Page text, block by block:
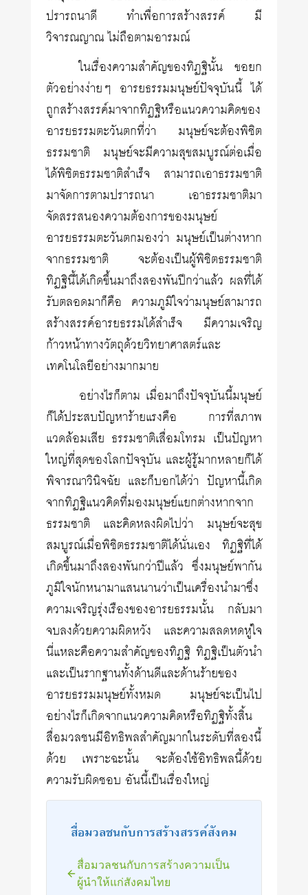
ปรารถนาดี ทำเพื่อการสร้างสรรค์ มี
วิจารณญาณ ไม่ถือตามอารมณ์
ในเรื่องความสำคัญของทิฏฐินั้น ขอยก
ตัวอย่างง่ายๆ อารยธรรมมนุษย์ปัจจุบันนี้ ได้
ถูกสร้างสรรค์มาจากทิฏฐิหรือแนวความคิดของ
อารยธรรมตะวันตกที่ว่า มนุษย์จะต้องพิชิต
ธรรมชาติ มนุษย์จะมีความสุขสมบูรณ์ต่อเมื่อ
ได้พิชิตธรรมชาติสำเร็จ สามารถเอาธรรมชาติ
มาจัดการตามปรารถนา เอาธรรมชาติมา
จัดสรรสนองความต้องการของมนุษย์
อารยธรรมตะวันตกมองว่า มนุษย์เป็นต่างหาก
จากธรรมชาติ จะต้องเป็นผู้พิชิตธรรมชาติ
ทิฏฐินี้ได้เกิดขึ้นมาถึงสองพันปีกว่าแล้ว ผลที่ได้
รับตลอดมาก็คือ ความภูมิใจว่ามนุษย์สามารถ
สร้างสรรค์อารยธรรมได้สำเร็จ มีความเจริญ
ก้าวหน้าทางวัตถุด้วยวิทยาศาสตร์และ
เทคโนโลยีอย่างมากมาย
อย่างไรก็ตาม เมื่อมาถึงปัจจุบันนี้มนุษย์
ก็ได้ประสบปัญหาร้ายแรงคือ การที่สภาพ
แวดล้อมเสีย ธรรมชาติเสื่อมโทรม เป็นปัญหา
ใหญ่ที่สุดของโลกปัจจุบัน และผู้รู้มากหลายก็ได้
พิจารณาวินิจฉัย และก็บอกได้ว่า ปัญหานี้เกิด
จากทิฏฐิแนวคิดที่มองมนุษย์แยกต่างหากจาก
ธรรมชาติ และคิดหลงผิดไปว่า มนุษย์จะสุข
สมบูรณ์เมื่อพิชิตธรรมชาติได้นั่นเอง ทิฏฐิที่ได้
เกิดขึ้นมาถึงสองพันกว่าปีแล้ว ซึ่งมนุษย์พากัน
ภูมิใจนักหนามาแสนนานว่าเป็นเครื่องนำมาซึ่ง
ความเจริญรุ่งเรืองของอารยธรรมนั้น กลับมา
จบลงด้วยความผิดหวัง และความสลดหดหู่ใจ
นี่แหละคือความสำคัญของทิฏฐิ ทิฏฐิเป็นตัวนำ
และเป็นรากฐานทั้งด้านดีและด้านร้ายของ
อารยธรรมมนุษย์ทั้งหมด มนุษย์จะเป็นไป
อย่างไรก็เกิดจากแนวความคิดหรือทิฏฐิทั้งสิ้น
สื่อมวลชนมีอิทธิพลสำคัญมากในระดับที่สองนี้
ด้วย เพราะฉะนั้น จะต้องใช้อิทธิพลนี้ด้วย
ความรับผิดชอบ อันนี้เป็นเรื่องใหญ่
สื่อมวลชนกับการสร้างสรรค์สังคม
สื่อมวลชนกับการสร้างความเป็น
ผู้นำให้แก่สังคมไทย